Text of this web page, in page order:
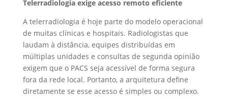
Telerradiologia exige acesso remoto eficiente
A telerradiologia é hoje parte do modelo operacional
de muitas clínicas e hospitais. Radiologistas que
laudam à distância, equipes distribuídas em
múltiplas unidades e consultas de segunda opinião
exigem que o PACS seja acessível de forma segura
fora da rede local. Portanto, a arquitetura define
diretamente se esse acesso é simples ou complexo.